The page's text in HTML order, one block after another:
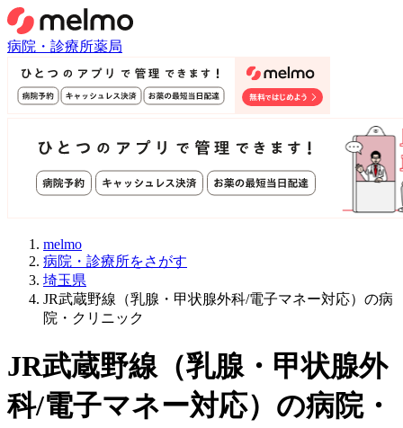
病院・診療所薬局
melmo
病院・診療所をさがす
埼玉県
JR武蔵野線（乳腺・甲状腺外科/電子マネー対応）の病
院・クリニック
JR武蔵野線（乳腺・甲状腺外
科/電子マネー対応） の病院・